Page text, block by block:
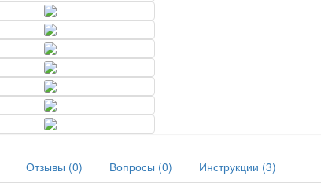
Отзывы (0) Вопросы (0) Инструкции (3)